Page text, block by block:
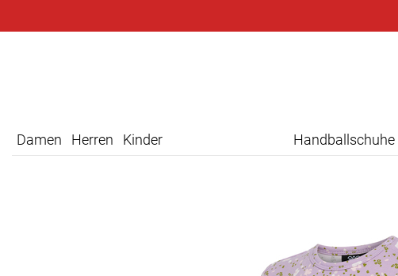
Damen Herren Kinder Handballschuhe